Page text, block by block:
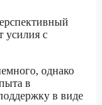
усилия с
однако
в
в виде